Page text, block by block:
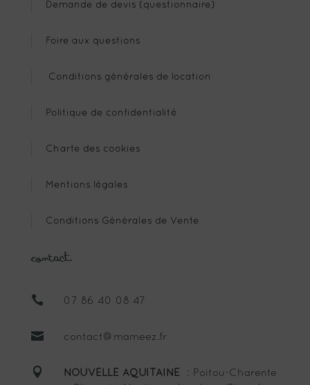
Demande de devis (questionnaire)
Foire aux questions
Conditions générales de location
Politique de confidentialité
Charte des cookies
Mentions légales
Conditions Générales de Vente
Contact
 07 86 40 08 47
 contact@mameez.fr
 NOUVELLE AQUITAINE
: Poitou-Charente